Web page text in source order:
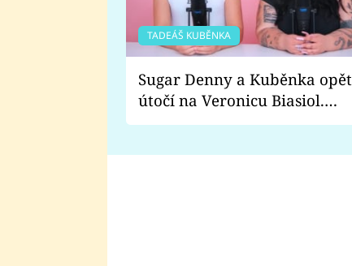
TADEÁŠ KUBĚNKA
Sugar Denny a Kuběnka opět
útočí na Veronicu Biasiol.
Proč je podle nich falešná a